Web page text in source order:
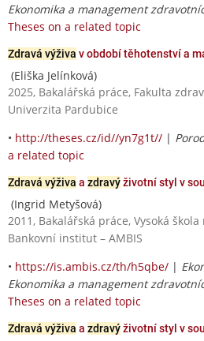
Ekonomika a management
Theses on a related topic
Zdravá výživa v období těhotenství a
(Eliška Jelínková)
2025, Bakalářská práce, Fakulta
Univerzita Pardubice
• http://theses.cz/id//yn7g1t// |
a related topic
Zdravá výživa a zdravýživotní styl v
(Ingrid Metyšová)
2011, Bakalářská práce, Vysoká
Bankovní institut – AMBIS
• https://is.ambis.cz/th/h5qbe/ |
Ekonomika a management
Theses on a related topic
Zdravá výživa a zdravýživotní styl v